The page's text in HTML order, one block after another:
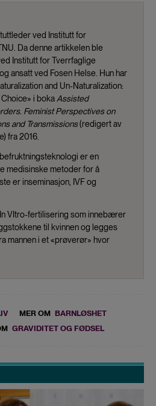
ved Institutt for
Da denne artikkelen ble
Institutt for Tverrfaglige
ansatt ved Fosen Helse. Hun har
and Un-Naturalization:
i boka Assisted
Feminist Perspectives on
and Transmissions(redigert av
fra 2016.
er en
medisinske metoder for å
er inseminasjon, IVF og
VItro-fertilisering som innebærer
til kvinnen og legges
mannen i et «prøverør» hvor
MER OM BARNLØSHET
GRAVIDITET OG FØDSEL